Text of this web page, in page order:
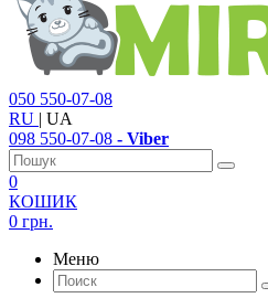
050 550-07-08
RU | UA
098 550-07-08 - Viber
0
КОШИК
0 грн.
Меню